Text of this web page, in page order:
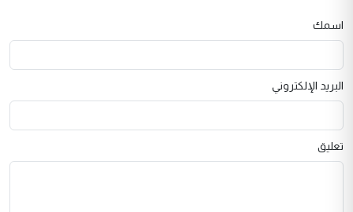
اسمك
البريد الإلكتروني
تعليق